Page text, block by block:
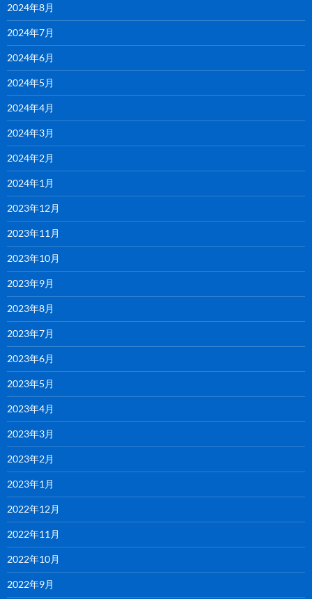
2024年8月
2024年7月
2024年6月
2024年5月
2024年4月
2024年3月
2024年2月
2024年1月
2023年12月
2023年11月
2023年10月
2023年9月
2023年8月
2023年7月
2023年6月
2023年5月
2023年4月
2023年3月
2023年2月
2023年1月
2022年12月
2022年11月
2022年10月
2022年9月